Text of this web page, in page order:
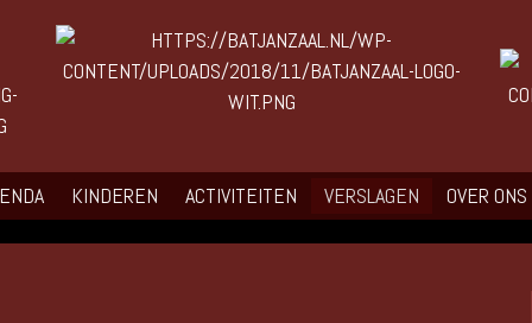
KINDEREN ACTIVITEITEN VERSLAGEN OVER ONS